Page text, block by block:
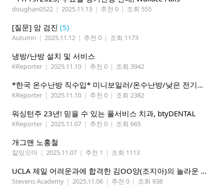
doughan0522 | 2025.11.13 | 추천 0 | 조회 555
[질문] 암 검진 (5)
Autumn | 2025.11.12 | 추천 0 | 조회 1173
냉방/난방 설치 및 서비스
KReporter | 2025.11.10 | 추천 0 | 조회 3942
*한국 온수난방 직수입* 미니보일러/온수난방/낮은 전기요금
KReporter | 2025.11.10 | 추천 0 | 조회 2382
워싱턴주 23년! 믿을 수 있는 풀서비스 치과, btyDENTAL
KReporter | 2025.11.07 | 추천 0 | 조회 665
개그맨 노홍철
칼있으마 | 2025.11.07 | 추천 1 | 조회 1113
UCLA 제일 어려운과에 합격한 김OO양(조지아)의 놀라운 스펙입니다.
Stevens Academy | 2025.11.06 | 추천 0 | 조회 938